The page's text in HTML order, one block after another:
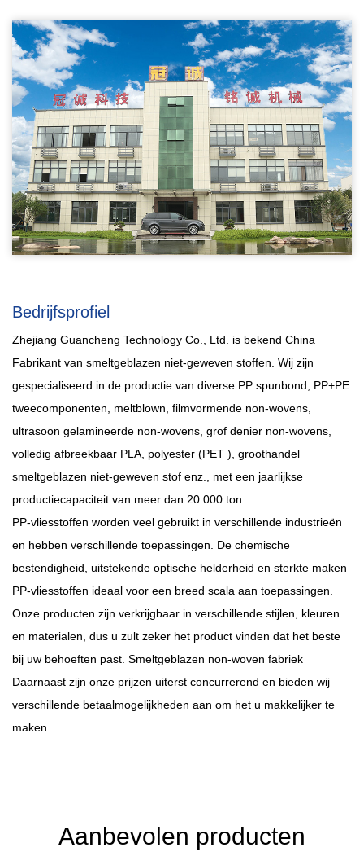
Bedrijfsprofiel
Zhejiang Guancheng Technology Co., Ltd. is bekend China
Fabrikant van smeltgeblazen niet-geweven stoffen. Wij zijn
gespecialiseerd in de productie van diverse PP spunbond, PP+PE
tweecomponenten, meltblown, filmvormende non-wovens,
ultrasoon gelamineerde non-wovens, grof denier non-wovens,
volledig afbreekbaar PLA, polyester (PET ), groothandel
smeltgeblazen niet-geweven stof enz., met een jaarlijkse
productiecapaciteit van meer dan 20.000 ton.
PP-vliesstoffen worden veel gebruikt in verschillende industrieën
en hebben verschillende toepassingen. De chemische
bestendigheid, uitstekende optische helderheid en sterkte maken
PP-vliesstoffen ideaal voor een breed scala aan toepassingen.
Onze producten zijn verkrijgbaar in verschillende stijlen, kleuren
en materialen, dus u zult zeker het product vinden dat het beste
bij uw behoeften past. Smeltgeblazen non-woven fabriek
Daarnaast zijn onze prijzen uiterst concurrerend en bieden wij
verschillende betaalmogelijkheden aan om het u makkelijker te
maken.
Aanbevolen producten